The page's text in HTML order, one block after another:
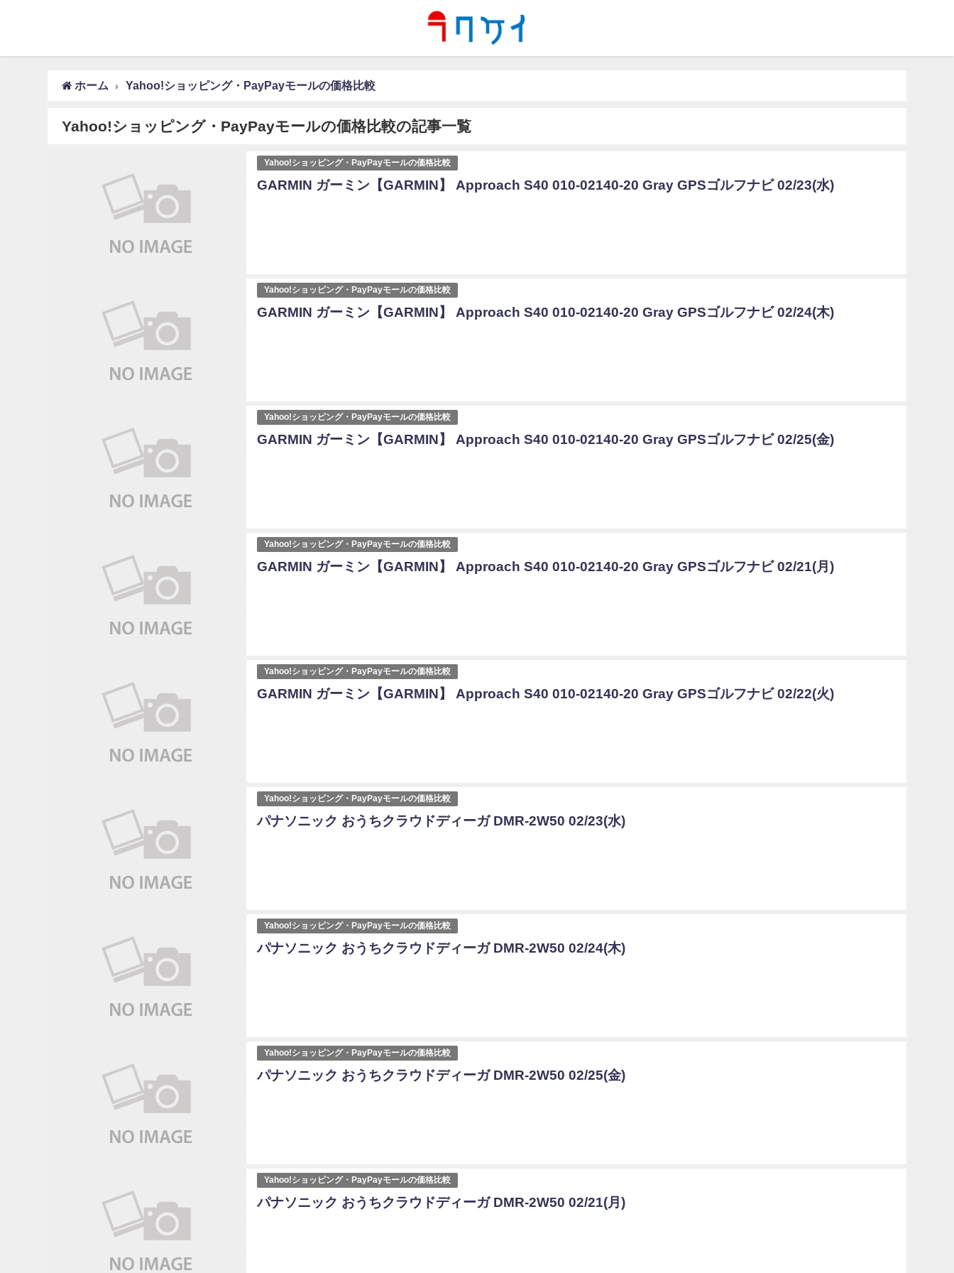
ホーム Yahoo!ショッピング・PayPayモールの価格比較
Yahoo!ショッピング・PayPayモールの価格比較の記事一覧
Yahoo!ショッピング・PayPayモールの価格比較
GARMIN ガーミン【GARMIN】 Approach S40 010-02140-20 Gray GPSゴルフナビ 02/23(水)
Yahoo!ショッピング・PayPayモールの価格比較
GARMIN ガーミン【GARMIN】 Approach S40 010-02140-20 Gray GPSゴルフナビ 02/24(木)
Yahoo!ショッピング・PayPayモールの価格比較
GARMIN ガーミン【GARMIN】 Approach S40 010-02140-20 Gray GPSゴルフナビ 02/25(金)
Yahoo!ショッピング・PayPayモールの価格比較
GARMIN ガーミン【GARMIN】 Approach S40 010-02140-20 Gray GPSゴルフナビ 02/21(月)
Yahoo!ショッピング・PayPayモールの価格比較
GARMIN ガーミン【GARMIN】 Approach S40 010-02140-20 Gray GPSゴルフナビ 02/22(火)
Yahoo!ショッピング・PayPayモールの価格比較
パナソニック おうちクラウドディーガ DMR-2W50 02/23(水)
Yahoo!ショッピング・PayPayモールの価格比較
パナソニック おうちクラウドディーガ DMR-2W50 02/24(木)
Yahoo!ショッピング・PayPayモールの価格比較
パナソニック おうちクラウドディーガ DMR-2W50 02/25(金)
Yahoo!ショッピング・PayPayモールの価格比較
パナソニック おうちクラウドディーガ DMR-2W50 02/21(月)